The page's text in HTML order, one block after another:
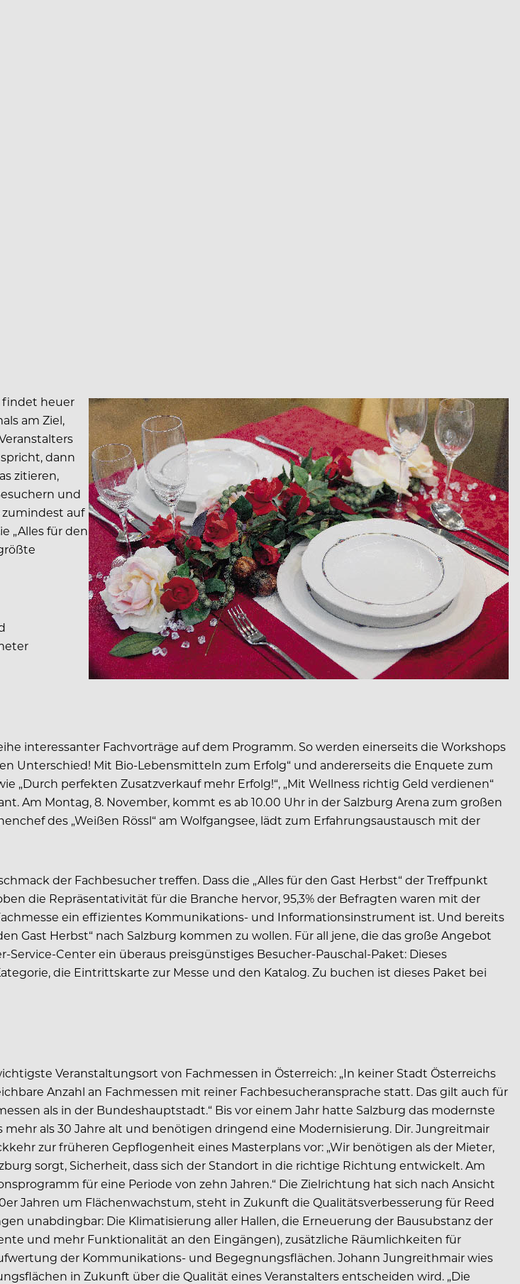
findet heuer
am Ziel,
dann
zitieren,
und
zumindest auf
„Alles für den
interessanter Fachvorträge auf dem Programm. So werden einerseits die Workshops
Unterschied! Mit Bio-Lebensmitteln zum Erfolg“ und andererseits die Enquete zum
„Durch perfekten Zusatzverkauf mehr Erfolg!“, „Mit Wellness richtig Geld verdienen“
Am Montag, 8. November, kommt es ab 10.00 Uhr in der Salzburg Arena zum großen
des „Weißen Rössl“ am Wolfgangsee, lädt zum Erfahrungsaustausch mit der
der Fachbesucher treffen. Dass die „Alles für den Gast Herbst“ der Treffpunkt
die Repräsentativität für die Branche hervor, 95,3% der Befragten waren mit der
ein effizientes Kommunikations- und Informationsinstrument ist. Und bereits
Gast Herbst“ nach Salzburg kommen zu wollen. Für all jene, die das große Angebot
Center ein überaus preisgünstiges Besucher-Pauschal-Paket: Dieses
die Eintrittskarte zur Messe und den Katalog. Zu buchen ist dieses Paket bei
Veranstaltungsort von Fachmessen in Österreich: „In keiner Stadt Österreichs
Anzahl an Fachmessen mit reiner Fachbesucheransprache statt. Das gilt auch für
als in der Bundeshauptstadt.“ Bis vor einem Jahr hatte Salzburg das modernste
als 30 Jahre alt und benötigen dringend eine Modernisierung. Dir. Jungreitmair
zur früheren Gepflogenheit eines Masterplans vor: „Wir benötigen als der Mieter,
sorgt, Sicherheit, dass sich der Standort in die richtige Richtung entwickelt. Am
für eine Periode von zehn Jahren.“ Die Zielrichtung hat sich nach Ansicht
Jahren um Flächenwachstum, steht in Zukunft die Qualitätsverbesserung für Reed
unabdingbar: Die Klimatisierung aller Hallen, die Erneuerung der Bausubstanz der
und mehr Funktionalität an den Eingängen), zusätzliche Räumlichkeiten für
der Kommunikations- und Begegnungsflächen. Johann Jungreithmair wies
in Zukunft über die Qualität eines Veranstalters entscheiden wird. „Die